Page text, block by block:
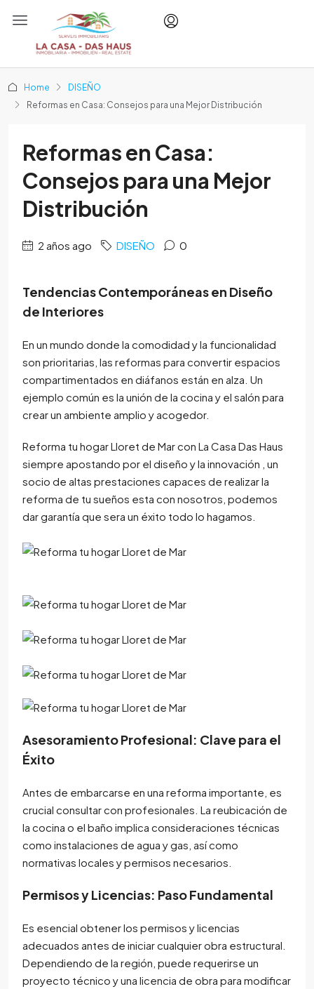
Home
DISEÑO
Reformas en Casa: Consejos para una Mejor Distribución
Reformas en Casa:
Consejos para una Mejor
Distribución
2 años ago DISEÑO 0
Tendencias Contemporáneas en Diseño
de Interiores
En un mundo donde la comodidad y la funcionalidad
son prioritarias, las reformas para convertir espacios
compartimentados en diáfanos están en alza. Un
ejemplo común es la unión de la cocina y el salón para
crear un ambiente amplio y acogedor.
Reforma tu hogar Lloret de Mar con La Casa Das Haus
siempre apostando por el diseño y la innovación , un
socio de altas prestaciones capaces de realizar la
reforma de tu sueños esta con nosotros, podemos
dar garantía que sera un éxito todo lo hagamos.
Asesoramiento Profesional: Clave para el
Éxito
Antes de embarcarse en una reforma importante, es
crucial consultar con profesionales. La reubicación de
la cocina o el baño implica consideraciones técnicas
como instalaciones de agua y gas, así como
normativas locales y permisos necesarios.
Permisos y Licencias: Paso Fundamental
Es esencial obtener los permisos y licencias
adecuados antes de iniciar cualquier obra estructural.
Dependiendo de la región, puede requerirse un
proyecto técnico y una licencia de obra para modificar